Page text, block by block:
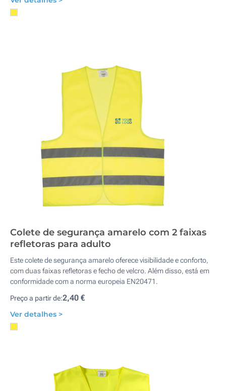
Colete de segurança amarelo com 2 faixas
refletoras para adulto
Este colete de segurança amarelo oferece visibilidade e conforto,
com duas faixas refletoras e fecho de velcro. Além disso, está em
conformidade com a norma europeia EN20471.
Preço a partir de:2,40 €
Ver detalhes >